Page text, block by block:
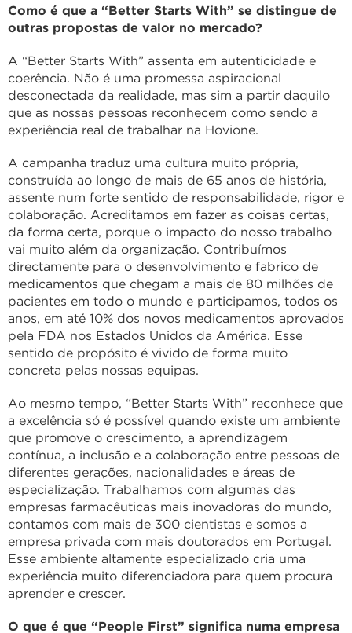
Como é que a “Better Starts With” se distingue de
outras propostas de valor no mercado?
A “Better Starts With” assenta em autenticidade e
coerência. Não é uma promessa aspiracional
desconectada da realidade, mas sim a partir daquilo
que as nossas pessoas reconhecem como sendo a
experiência real de trabalhar na Hovione.
A campanha traduz uma cultura muito própria,
construída ao longo de mais de 65 anos de história,
assente num forte sentido de responsabilidade, rigor e
colaboração. Acreditamos em fazer as coisas certas,
da forma certa, porque o impacto do nosso trabalho
vai muito além da organização. Contribuímos
directamente para o desenvolvimento e fabrico de
medicamentos que chegam a mais de 80 milhões de
pacientes em todo o mundo e participamos, todos os
anos, em até 10% dos novos medicamentos aprovados
pela FDA nos Estados Unidos da América. Esse
sentido de propósito é vivido de forma muito
concreta pelas nossas equipas.
Ao mesmo tempo, “Better Starts With” reconhece que
a excelência só é possível quando existe um ambiente
que promove o crescimento, a aprendizagem
contínua, a inclusão e a colaboração entre pessoas de
diferentes gerações, nacionalidades e áreas de
especialização. Trabalhamos com algumas das
empresas farmacêuticas mais inovadoras do mundo,
contamos com mais de 300 cientistas e somos a
empresa privada com mais doutorados em Portugal.
Esse ambiente altamente especializado cria uma
experiência muito diferenciadora para quem procura
aprender e crescer.
O que é que “People First” significa numa empresa